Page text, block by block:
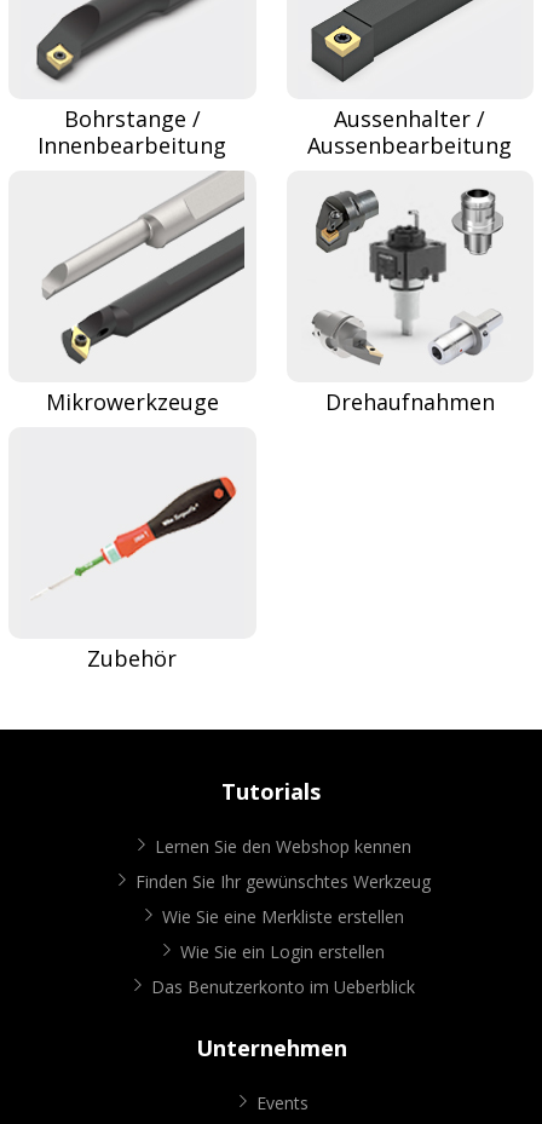
Bohrstange /
Innenbearbeitung
Aussenhalter /
Aussenbearbeitung
Mikrowerkzeuge Drehaufnahmen
Zubehör
Tutorials
Lernen Sie den Webshop kennen
Finden Sie Ihr gewünschtes Werkzeug
Wie Sie eine Merkliste erstellen
Wie Sie ein Login erstellen
Das Benutzerkonto im Ueberblick
Unternehmen
Events